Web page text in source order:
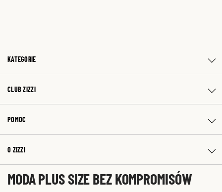
KATEGORIE
CLUB ZIZZI
POMOC
O ZIZZI
MODA PLUS SIZE BEZ KOMPROMISÓW